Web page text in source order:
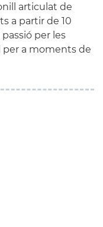
articulat de
a partir de 10
per les
per a moments de